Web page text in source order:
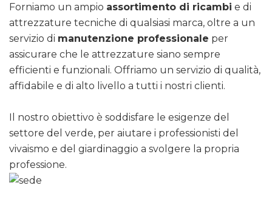
Forniamo un ampio assortimento di ricambi e di
attrezzature tecniche di qualsiasi marca, oltre a un
servizio di manutenzione professionale per
assicurare che le attrezzature siano sempre
efficienti e funzionali. Offriamo un servizio di qualità,
affidabile e di alto livello a tutti i nostri clienti.
Il nostro obiettivo è soddisfare le esigenze del
settore del verde, per aiutare i professionisti del
vivaismo e del giardinaggio a svolgere la propria
professione.